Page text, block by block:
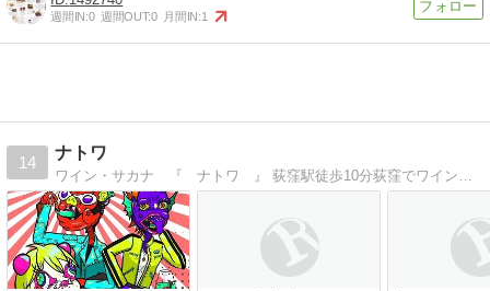
週間IN:0 週間OUT:0 月間IN:1
14
ナトワ
ワイン・サカナ 『 ナトワ 』 荻窪駅徒歩10分荻窪でワインが好きになる、きっかけになれるお店になれればと思いお店をやっています。